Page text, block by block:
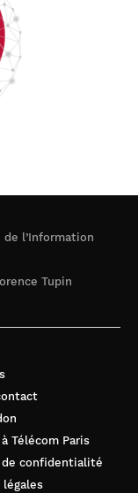
l’Information
Tupin
Télécom Paris
confidentialité
légales